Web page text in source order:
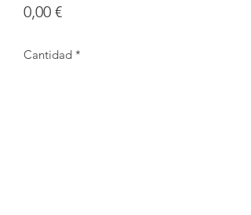
0,00 €Precio
Cantidad *